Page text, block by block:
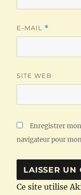
E-MAIL *
SITE WEB
Enregistrer
navigateur pour
Ce site utilise